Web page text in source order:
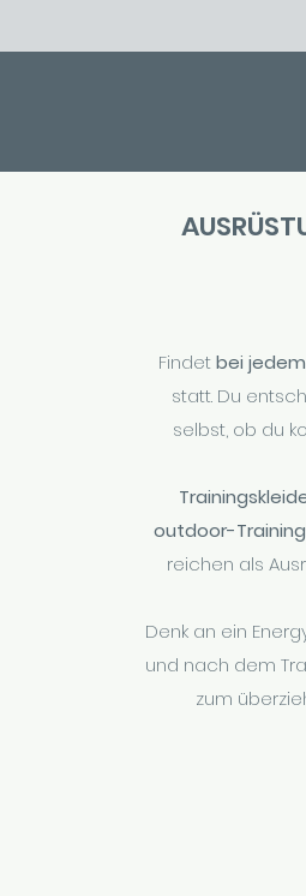
Findetbei
statt. Du
selbst, ob du
outdoor-
reichen als
Denk an ein
und nach dem
zum